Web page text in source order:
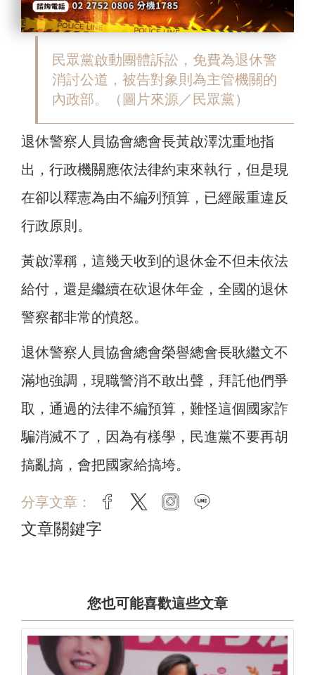
民眾黨啟動團體訴訟，免費為退休警
消討公道，被告對象則為主管機關的
內政部。（圖片來源／民眾黨）
退休警察人員協會總會長黃啟澤沈重地指
出，行政機關應依法律約束來執行，但是現
在卻以釋憲為由不編列預算，已經嚴重違反
行政原則。
黃啟澤稱，這幾天收到的退休金不但未依法
給付，還是繼續在砍退休年金，全國的退休
警察都非常的憤怒。
退休警察人員協會總會榮譽總會長耿繼文不
滿地強調，現職警消不敢出聲，拜託他們爭
取，通過的法律不編預算，難怪這個國家詐
騙消滅不了，因為有樣學，民進黨不要再胡
搞亂搞，會把國家給搞垮。
分享文章： facebook
twitter instagram
文章關鍵字
您也可能喜歡這些文章